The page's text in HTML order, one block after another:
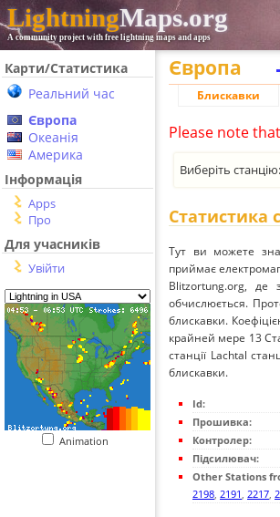
LightningMaps.org
A community project with free lightning maps and apps
Карти/Статистика
Реальний час
Європа
Океанія
Америка
Інформація
Apps
Про
Для учасників
Увійти
Animation
Європа
Блискавки
Please note
Виберіть станцію:
Статистика
Тут ви можете
приймає
Blitzortung.org, де
обчислюється.
блискавки.
крайней мере 13
станції Lachtal
блискавки.
Id:
Прошивка:
Контролер:
Підсилювач:
Other Stations
2198, 2191, 2217,